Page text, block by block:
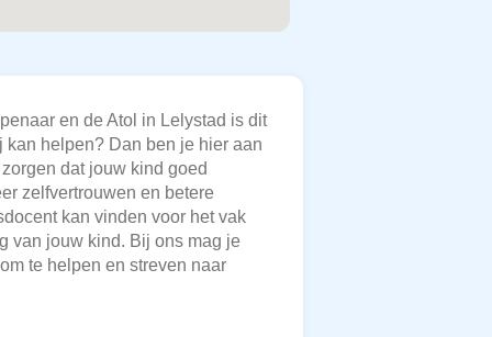
en de Atol in Lelystad is dit
helpen? Dan ben je hier aan
dat jouw kind goed
zelfvertrouwen en betere
kan vinden voor het vak
van jouw kind. Bij ons mag je
te helpen en streven naar